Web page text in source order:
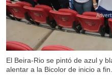
El Beira-Rio se pintó de azul y
alentar a la Bicolor de inicio a